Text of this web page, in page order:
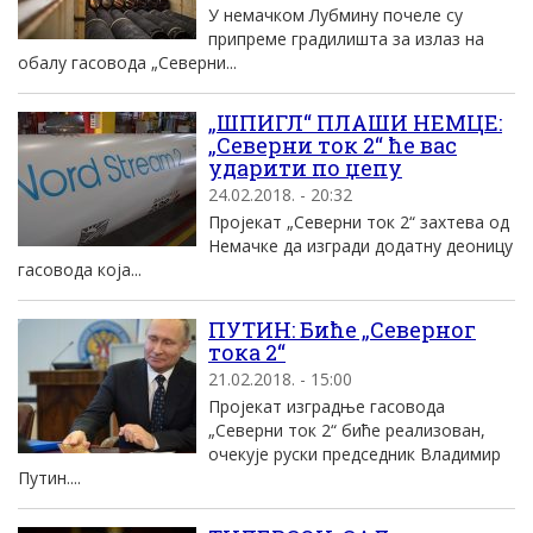
У немачком Лубмину почеле су
припреме градилишта за излаз на
обалу гасовода „Северни...
„ШПИГЛ“ ПЛАШИ НЕМЦЕ:
„Северни ток 2“ ће вас
ударити по џепу
24.02.2018. - 20:32
Пројекат „Северни ток 2“ захтева од
Немачке да изгради додатну деоницу
гасовода која...
ПУТИН: Биће „Северног
тока 2“
21.02.2018. - 15:00
Пројекат изградње гасовода
„Северни ток 2“ биће реализован,
очекује руски председник Владимир
Путин....